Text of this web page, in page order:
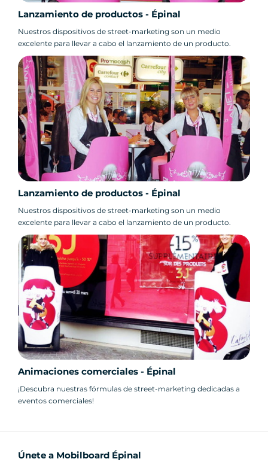
Lanzamiento de productos - Épinal
Nuestros dispositivos de street-marketing son un medio
excelente para llevar a cabo el lanzamiento de un producto.
Lanzamiento de productos - Épinal
Nuestros dispositivos de street-marketing son un medio
excelente para llevar a cabo el lanzamiento de un producto.
Animaciones comerciales - Épinal
¡Descubra nuestras fórmulas de street-marketing dedicadas a
eventos comerciales!
Únete a Mobilboard Épinal